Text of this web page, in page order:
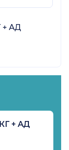
+ АД
+ АД